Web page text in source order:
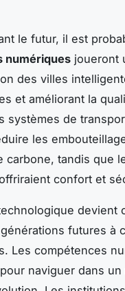
le futur, il est
numériques joueront
des villes
et améliorant la
systèmes de
les
carbone, tandis que
confort et
devient
futures à
Les compétences
naviguer dans un